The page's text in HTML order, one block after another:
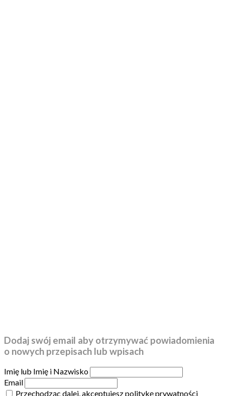
Dodaj swój email aby otrzymywać powiadomienia
o nowych przepisach lub wpisach
Imię lub Imię i Nazwisko
Email
Przechodząc dalej, akceptujesz politykę prywatności